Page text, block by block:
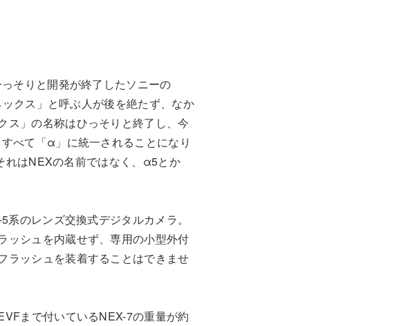
そりと開発が終了したソニーの
クス」と呼ぶ人が後を絶たず、なか
ス」の名称はひっそりと終了し、今
べて「α」に統一されることになり
れはNEXの名前ではなく、α5とか
のレンズ交換式デジタルカメラ。
ッシュを内蔵せず、専用の小型外付
ラッシュを装着することはできませ
まで付いているNEX-7の重量が約